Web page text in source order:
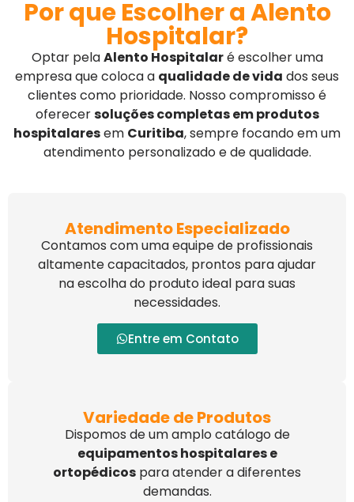
Por que Escolher a Alento
Hospitalar?
Optar pelaAlento Hospitalaré escolher uma
empresa que coloca a qualidade de vida dos seus
clientes como prioridade. Nosso compromisso é
oferecersoluções completas em produtos
hospitalaresem Curitiba, sempre focando em um
atendimento personalizado e de qualidade.
Atendimento Especializado
Contamos com uma equipe de profissionais
altamente capacitados, prontos para ajudar
na escolha do produto ideal para suas
necessidades.
Entre em Contato
Variedade de Produtos
Dispomos de um amplo catálogo de
equipamentos hospitalares e
ortopédicos para atender a diferentes
demandas.